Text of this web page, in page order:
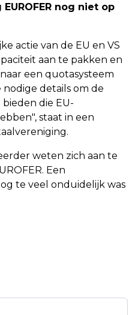
nog niet op
actie van de EU en VS
aan te pakken en
een quotasysteem
nodige details om de
die EU-
staat in een
weten zich aan te
Een
te veel onduidelijk was
OFF OVER
DRINGENDE
OVER GAZA